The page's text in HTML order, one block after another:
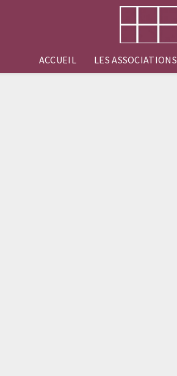
ACCUEIL LES ASSOCIATIONS